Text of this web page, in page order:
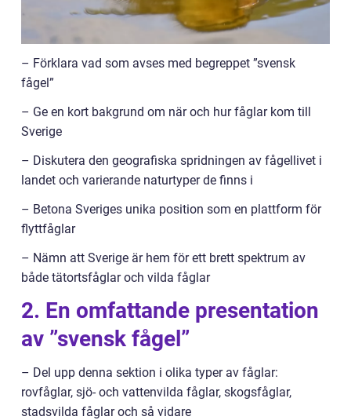
– Förklara vad som avses med begreppet ”svensk
fågel”
– Ge en kort bakgrund om när och hur fåglar kom till
Sverige
– Diskutera den geografiska spridningen av fågellivet i
landet och varierande naturtyper de finns i
– Betona Sveriges unika position som en plattform för
flyttfåglar
– Nämn att Sverige är hem för ett brett spektrum av
både tätortsfåglar och vilda fåglar
2. En omfattande presentation
av ”svensk fågel”
– Del upp denna sektion i olika typer av fåglar:
rovfåglar, sjö- och vattenvilda fåglar, skogsfåglar,
stadsvilda fåglar och så vidare